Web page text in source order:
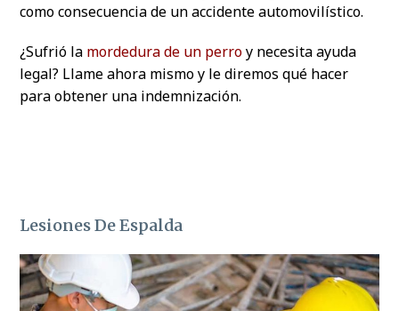
como consecuencia de un accidente automovilístico.
¿Sufrió la mordedura de un perroy necesita ayuda
legal? Llame ahora mismo y le diremos qué hacer
para obtener una indemnización.
Lesiones De Espalda